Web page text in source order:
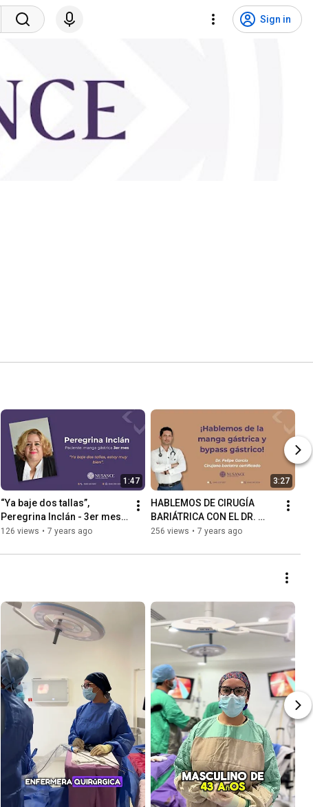
Sign in
1:47
“Ya baje dos tallas”,
Peregrina Inclán - 3er mes
desde su cirugía
126 views • 7 years ago
3:27
HABLEMOS DE CIRUGÍA
BARIÁTRICA CON EL DR.
FELIPE GARCÍA
256 views • 7 years ago